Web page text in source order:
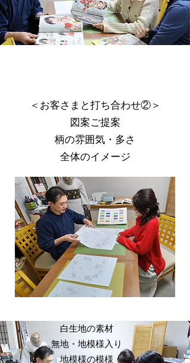
＜お客さまと打ち合わせ②＞
図案ご提案
柄の雰囲気・多さ
​全体のイメージ
白生地の素材
​無地・地模様入り​
​地模様の模様